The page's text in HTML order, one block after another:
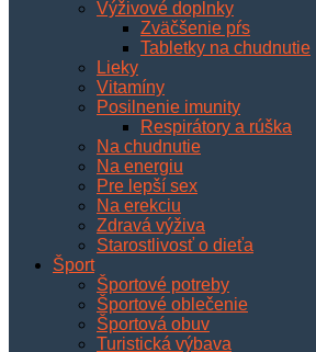
Výživové doplnky
Zväčšenie pŕs
Tabletky na chudnutie
Lieky
Vitamíny
Posilnenie imunity
Respirátory a rúška
Na chudnutie
Na energiu
Pre lepší sex
Na erekciu
Zdravá výživa
Starostlivosť o dieťa
Šport
Športové potreby
Športové oblečenie
Športová obuv
Turistická výbava